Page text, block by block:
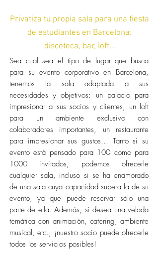
Privatiza tu propia sala para una fiesta
de estudiantes en Barcelona:
discoteca, bar, loft...
Sea cual sea el tipo de lugar que busca
para su evento corporativo en Barcelona,
tenemos la sala adaptada a sus
necesidades y objetivos: un palacio para
impresionar a sus socios y clientes, un loft
para un ambiente exclusivo con
colaboradores importantes, un restaurante
para impresionar sus gustos... Tanto si su
evento está pensado para 100 como para
1000 invitados, podemos ofrecerle
cualquier sala, incluso si se ha enamorado
de una sala cuya capacidad supera la de su
evento, ya que puede reservar sólo una
parte de ella. Además, si desea una velada
temática con animación, catering, ambiente
musical, etc., ¡nuestro socio puede ofrecerle
todos los servicios posibles!